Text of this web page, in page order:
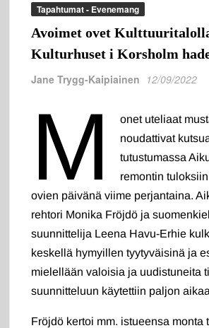
Tapahtumat - Evenemang
Avoimet ovet
Kulturhuset i Korsholm
Jane Trygg-Kaipiainen 12/09/2022
M
onet uteliaat
noudattivat
tutustumassa
remontin
ovien päivänä viime perjantaina.
rehtori Monika Fröjdö ja
suunnittelija Leena Havu-Erhie
keskellä hymyillen tyytyväisinä ja
mielellään valoisia ja uudistuneita
suunnitteluun käytettiin paljon
Fröjdö kertoi mm. istueensa monta